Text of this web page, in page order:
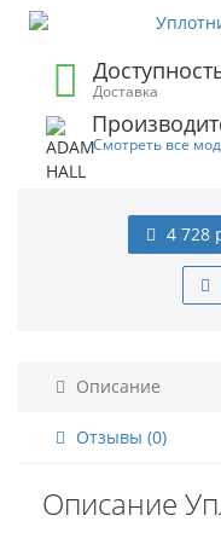
Доставка
Смотреть все
4 728
Описание
Отзывы (0)
Описание